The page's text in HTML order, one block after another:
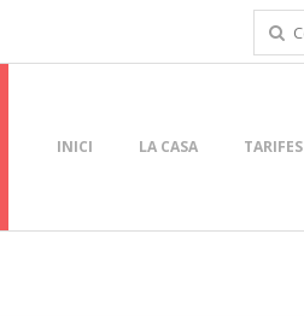
Cercar
i
INICI LA CASA TARIFES